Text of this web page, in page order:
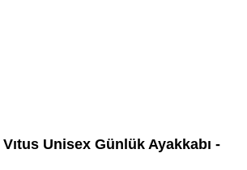
Unisex Günlük Ayakkabı -